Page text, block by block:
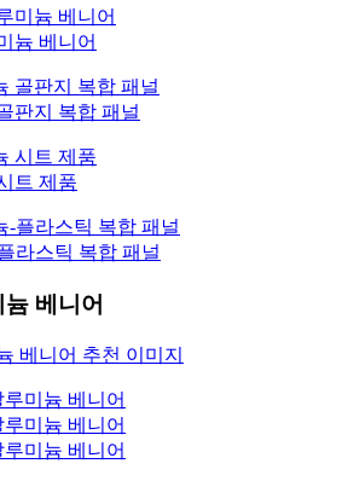
늄 베니어
판지 복합 패널
트 제품
라스틱 복합 패널
베니어